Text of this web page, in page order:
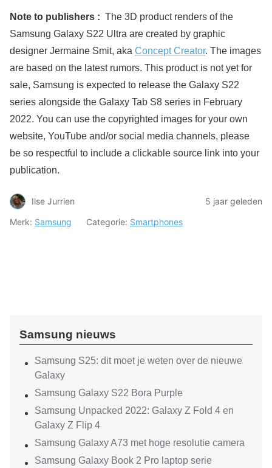
Note to publishers : The 3D product renders of the
Samsung Galaxy S22 Ultra are created by graphic
designer Jermaine Smit, aka Concept Creator. The images
are based on the latest rumors. This product is not yet for
sale, Samsung is expected to release the Galaxy S22
series alongside the Galaxy Tab S8 series in February
2022. You can use the copyrighted images for your own
website, YouTube and/or social media channels, please
be so respectful to include a clickable source link into your
publication.
Ilse Jurrien
5 jaar geleden
Merk: Samsung Categorie: Smartphones
Samsung nieuws
Samsung S25: dit moet je weten over de nieuwe
Galaxy
Samsung Galaxy S22 Bora Purple
Samsung Unpacked 2022: Galaxy Z Fold 4 en
Galaxy Z Flip 4
Samsung Galaxy A73 met hoge resolutie camera
Samsung Galaxy Book 2 Pro laptop serie